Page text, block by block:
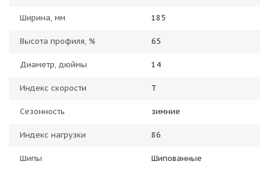
Ширина, мм 185
Высота профиля, % 65
Диаметр, дюймы 14
Индекс скорости T
Сезонность зимние
Индекс нагрузки 86
Шипы Шипованные